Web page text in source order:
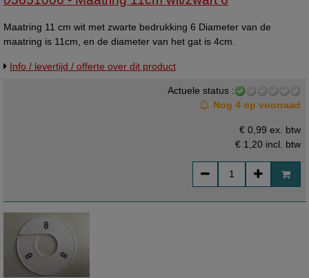
Maatring 11 cm wit met zwarte bedrukking 6 Diameter van de
maatring is 11cm, en de diameter van het gat is 4cm.
Info / levertijd / offerte over dit product
Actuele status :
Nog 4 op voorraad
€ 0,99 ex. btw
€ 1,20 incl. btw